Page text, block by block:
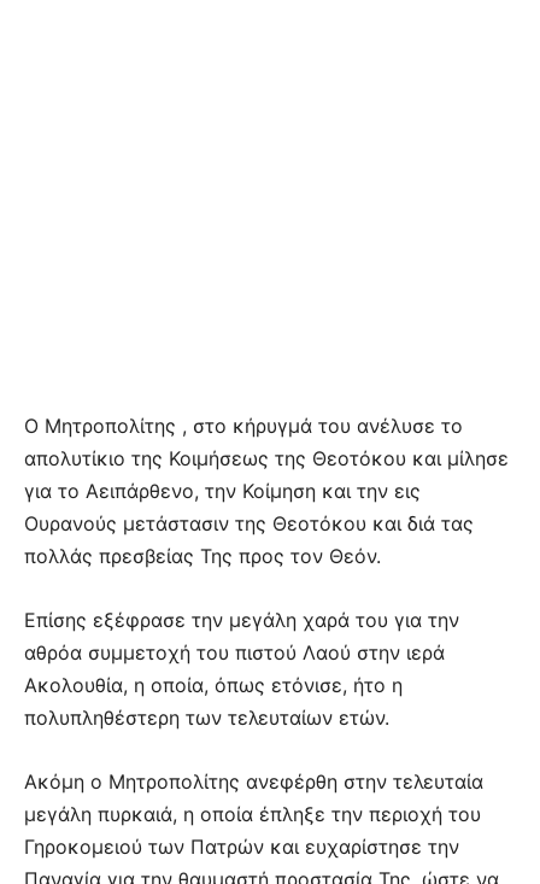
Ο Μητροπολίτης , στο κήρυγμά του ανέλυσε το
απολυτίκιο της Κοιμήσεως της Θεοτόκου και μίλησε
για το Αειπάρθενο, την Κοίμηση και την εις
Ουρανούς μετάστασιν της Θεοτόκου και διά τας
πολλάς πρεσβείας Της προς τον Θεόν.
Επίσης εξέφρασε την μεγάλη χαρά του για την
αθρόα συμμετοχή του πιστού Λαού στην ιερά
Ακολουθία, η οποία, όπως ετόνισε, ήτο η
πολυπληθέστερη των τελευταίων ετών.
Ακόμη ο Μητροπολίτης ανεφέρθη στην τελευταία
μεγάλη πυρκαιά, η οποία έπληξε την περιοχή του
Γηροκομειού των Πατρών και ευχαρίστησε την
Παναγία για την θαυμαστή προστασία Της, ώστε να